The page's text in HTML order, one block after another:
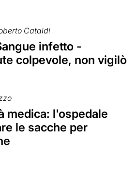
Cataldi
infetto -
colpevole, non vigilò
medica: l'ospedale
le sacche per